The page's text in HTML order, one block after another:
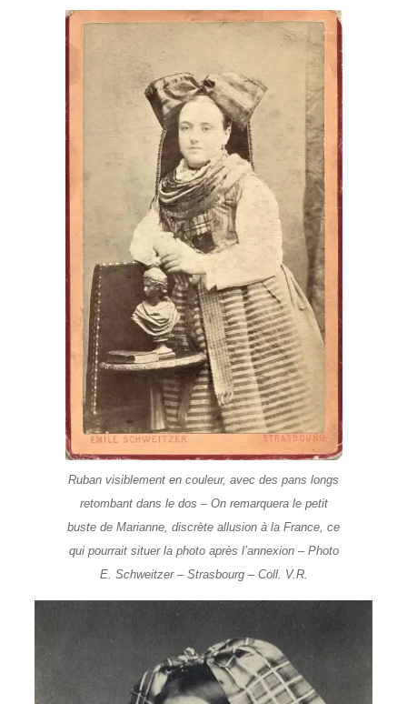
Ruban visiblement en couleur, avec des pans longs
retombant dans le dos – On remarquera le petit
buste de Marianne, discrète allusion à la France, ce
qui pourrait situer la photo après l’annexion – Photo
E. Schweitzer – Strasbourg – Coll. V.R.